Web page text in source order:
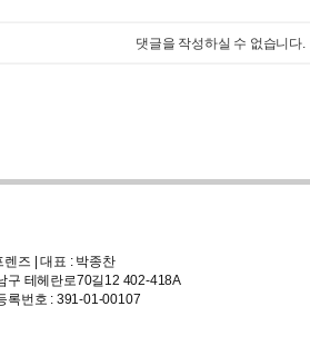
댓글을 작성하실 수 없습니다.
렌즈 | 대표 : 박종찬
구 테헤란로70길12 402-418A
록번호 : 391-01-00107